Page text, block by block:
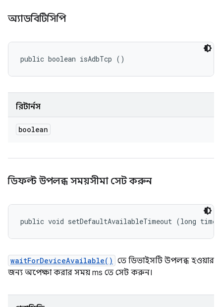
অ্যাডবিটিসিপি
public boolean isAdbTcp ()
রিটার্নস
boolean
ডিফল্ট উপলব্ধ সময়সীমা সেট করুন
public void setDefaultAvailableTimeout (long
waitForDeviceAvailable() তে ডিভাইসটি উপলব্ধ হওয়ার
জন্য অপেক্ষা করার সময় ms তে সেট করুন।